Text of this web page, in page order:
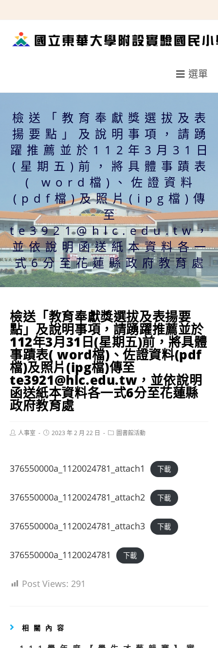
轉
選單
檢送「教育奉獻獎選拔及表
揚要點」及說明事項，請踴
躍推薦並於112年3月31日
(星期五)前，將具體事蹟表
( word檔)、佐證資料
(pdf檔)及照片(ipg檔)傳
至
te3921@hlc.edu.tw，
並依說明函送紙本資料各一
式6分至花蓮縣政府教育處
檢送「教育奉獻獎選拔及表揚要
點」及說明事項，請踴躍推薦並於
112年3月31日(星期五)前，將具體
事蹟表( word檔)、佐證資料(pdf
檔)及照片(ipg檔)傳至
te3921@hlc.edu.tw，並依說明
函送紙本資料各一式6分至花蓮縣
政府教育處
Post人事室
Post2023 年 2 月 22 日
Post圖書館活動
376550000a_1120024781_attach1 下載
376550000a_1120024781_attach2 下載
376550000a_1120024781_attach3 下載
376550000a_1120024781 下載
Post Views: 291
相關內容